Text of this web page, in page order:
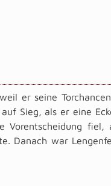
er seine
Sieg, als er eine
Vorentscheidung fiel,
Danach war